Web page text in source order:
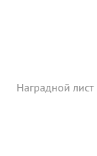
Наградной лист